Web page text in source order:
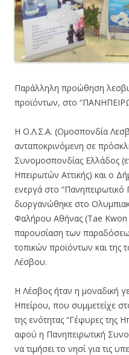
Παράλληλη προώθηση
προϊόντων, στο
Η Ο.Λ.Σ.Α. (Ομοσπονδία
ανταποκρινόμενη σε
Συνομοσπονδίας Ελλάδος
Ηπειρωτών Αττικής) και ο
ενεργά στο
διοργανώθηκε στο
Φαλήρου Αθήνας (Tae
παρουσίαση των
τοπικών προϊόντων και της
Λέσβου.
Η Λέσβος ήταν η μοναδική
Ηπείρου, που συμμετείχε
της ενότητας “Γέφυρες της
αφού η Πανηπειρωτική
να τιμήσει το νησί για τις